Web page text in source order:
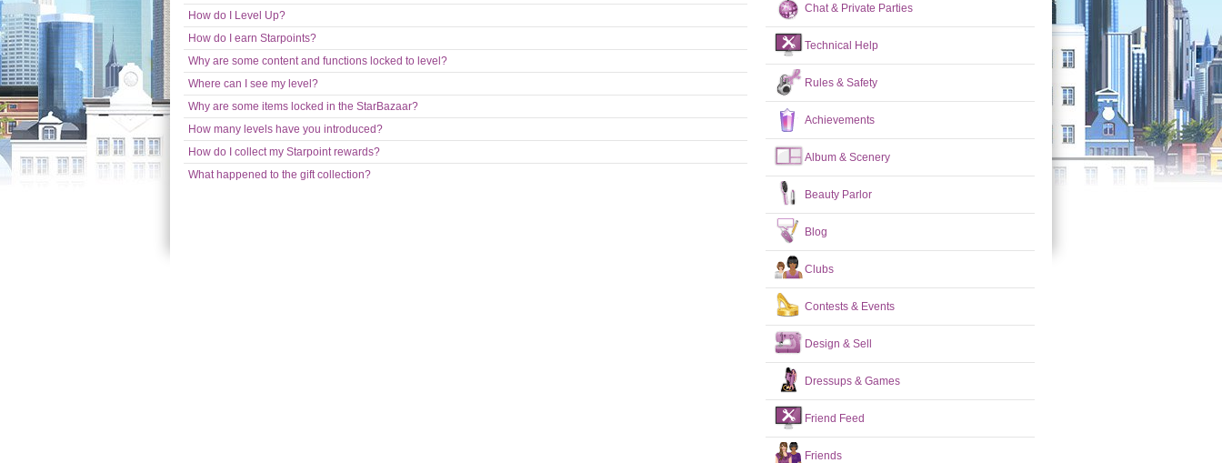
How do I Level Up?
How do I earn Starpoints?
Why are some content and functions locked to level?
Where can I see my level?
Why are some items locked in the StarBazaar?
How many levels have you introduced?
How do I collect my Starpoint rewards?
What happened to the gift collection?
Chat & Private Parties
Technical Help
Rules & Safety
Achievements
Album & Scenery
Beauty Parlor
Blog
Clubs
Contests & Events
Design & Sell
Dressups & Games
Friend Feed
Friends